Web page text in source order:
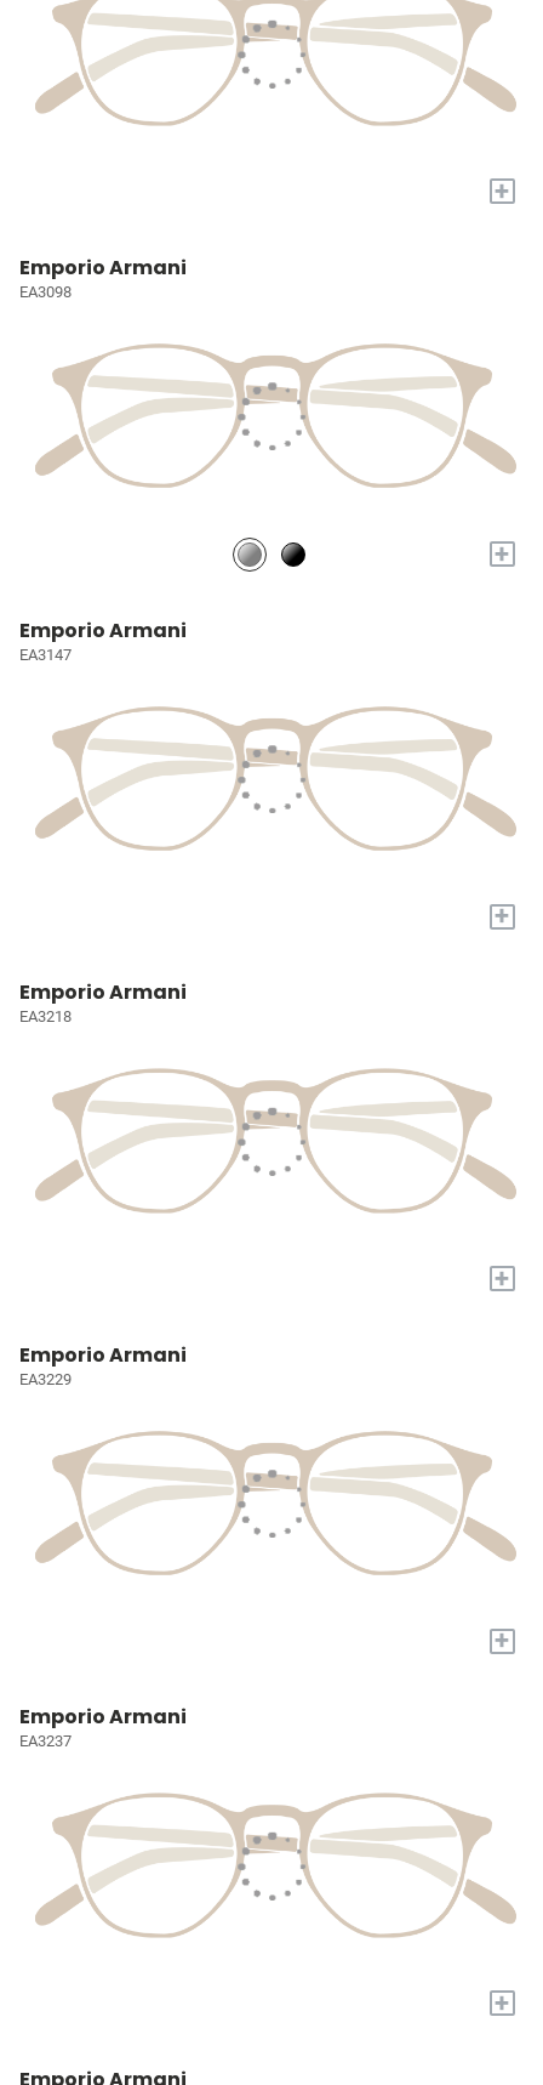
+
Emporio Armani
EA3098
+
Emporio Armani
EA3147
+
Emporio Armani
EA3218
+
Emporio Armani
EA3229
+
Emporio Armani
EA3237
+
Emporio Armani